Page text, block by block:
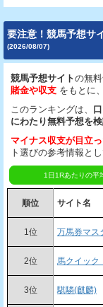
要注意！競馬予想サ
(2026/08/07)
競馬予想サイトの無
賭金や収支 をもとに
このランキングは、
にわたり無料予想を
マイナス収支が目立
ト選びの参考情報と
1日1Rあたりの平
順位 サイト名
1位 万馬券マス
2位 馬クイック
3位 騏驎(麒麟)